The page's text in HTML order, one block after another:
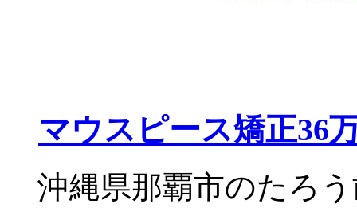
マウスピース矯正36
沖縄県那覇市のたろ